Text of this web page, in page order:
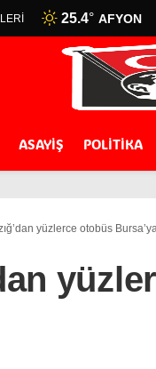
25.4° AFYON
ASAYİŞ POLİTİKA
yüzlerce otobüs